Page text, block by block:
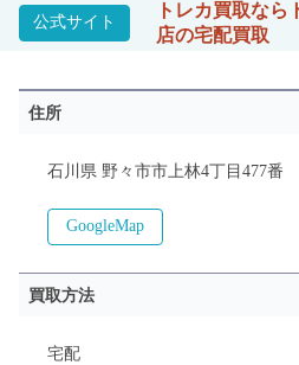
公式サイト
トレカ買取なら
店の宅配買取
住所
石川県 野々市市上林4丁目477番
GoogleMap
買取方法
宅配